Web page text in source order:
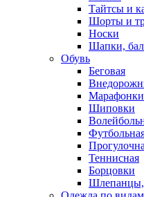
Тайтсы и
Шорты и
Носки
Шапки,
Обувь
Беговая
Марафонки
Шиповки
Теннисная
Борцовки